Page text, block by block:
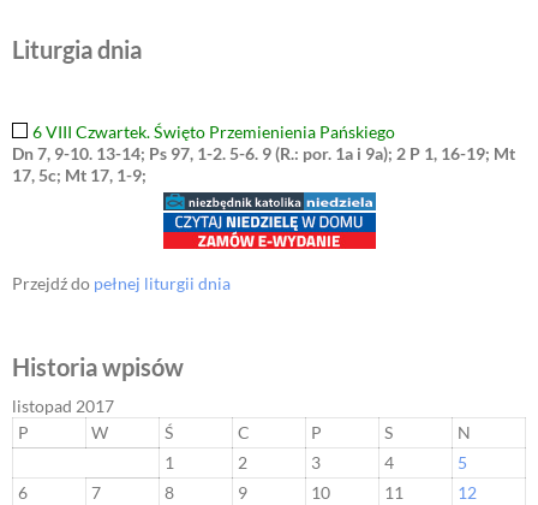
Liturgia dnia
6 VIII Czwartek. Święto Przemienienia Pańskiego
Dn 7, 9-10. 13-14; Ps 97, 1-2. 5-6. 9 (R.: por. 1a i 9a); 2 P 1, 16-19; Mt
17, 5c; Mt 17, 1-9;
Przejdź do pełnej liturgii dnia
Historia wpisów
listopad 2017
P
W Ś C P S
N
1
2 3 4
5
6
7 8 9 10 11
12